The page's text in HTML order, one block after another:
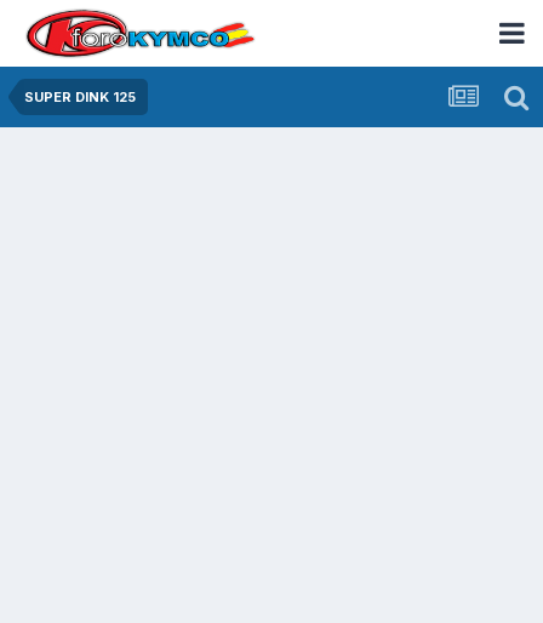
SUPER DINK 125